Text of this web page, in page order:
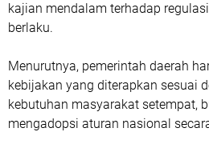
kajian mendalam terhadap
berlaku.
Menurutnya, pemerintah daerah
kebijakan yang diterapkan sesuai
kebutuhan masyarakat setempat,
mengadopsi aturan nasional